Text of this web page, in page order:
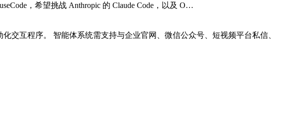
，希望挑战 Anthropic 的 Claude Code，以及 O…
交互程序。 智能体系统需支持与企业官网、微信公众号、短视频平台私信、